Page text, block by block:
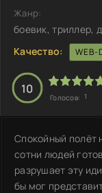
Жанр:
боевик, триллер,
Качество:
WEB-
10
Голосов: 1
Спокойный полёт
сотни людей
разрушает эту
бы мог